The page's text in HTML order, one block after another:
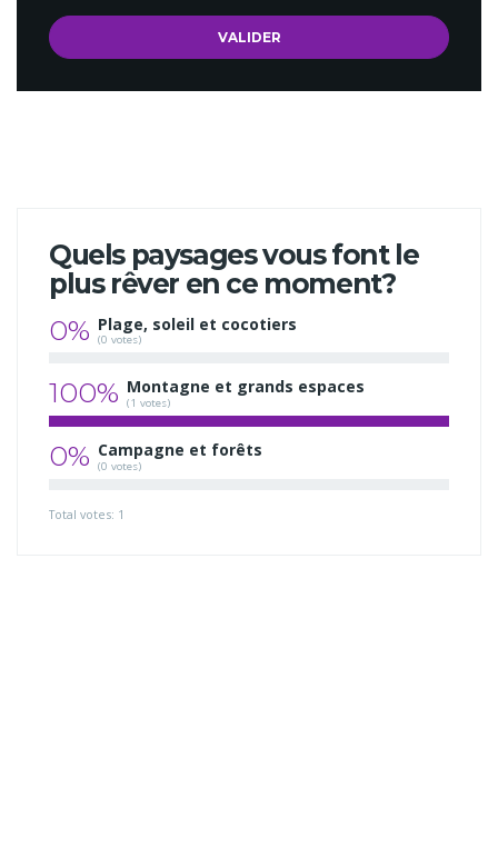
Quels paysages vous font le
plus rêver en ce moment?
0% Plage, soleil et cocotiers
(0 votes)
100% Montagne et grands espaces
(1 votes)
0% Campagne et forêts
(0 votes)
Total votes: 1